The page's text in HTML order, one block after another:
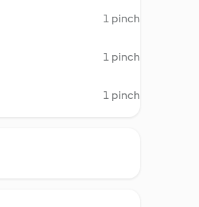
1 pinch
1 pinch
1 pinch